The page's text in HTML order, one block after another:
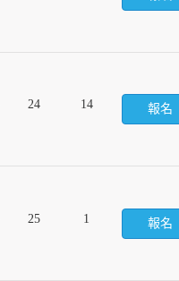
24 14 報名
25 1 報名